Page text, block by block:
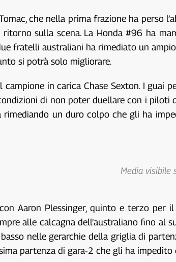
che nella prima frazione ha
ritorno sulla scena. La Honda #96 ha
fratelli australiani ha rimediato un
si potrà solo migliorare.
in carica Chase Sexton. I
di non poter duellare con i piloti
un duro colpo che gli ha
Media visibile
Aaron Plessinger, quinto e terzo per
alle calcagna dell’australiano fino
nelle gerarchie della griglia di
partenza di gara-2 che gli ha impedito